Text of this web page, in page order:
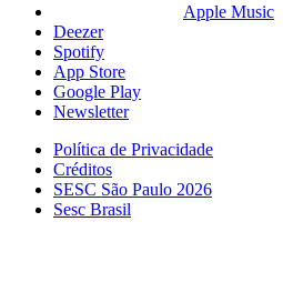
Apple Music
Deezer
Spotify
App Store
Google Play
Newsletter
Política de Privacidade
Créditos
SESC São Paulo 2026
Sesc Brasil